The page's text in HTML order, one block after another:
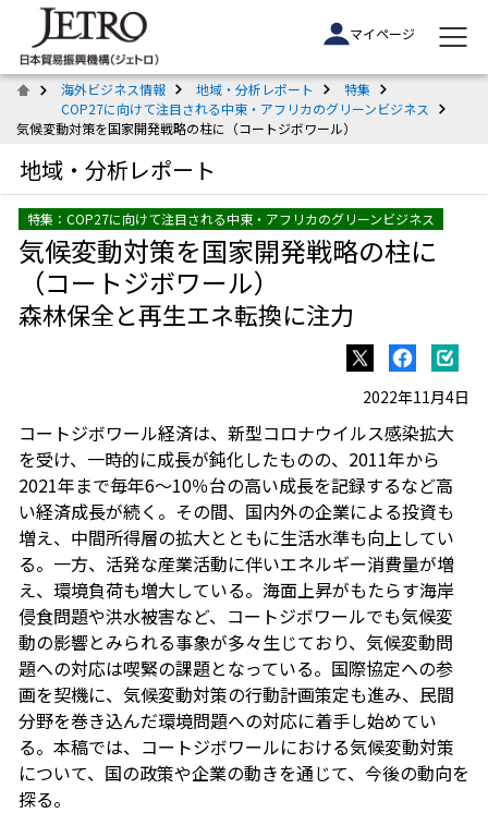
マイページ
海外ビジネス情報 地域・分析レポート
特集
COP27に向けて注目される中東・アフリカのグリーンビジネス
気候変動対策を国家開発戦略の柱に（コートジボワール）
地域・分析レポート
特集：COP27に向けて注目される中東・アフリカのグリーンビジネス
気候変動対策を国家開発戦略の柱に
（コートジボワール）
森林保全と再生エネ転換に注力
2022年11月4日
コートジボワール経済は、新型コロナウイルス感染拡大
を受け、一時的に成長が鈍化したものの、2011年から
2021年まで毎年6～10％台の高い成長を記録するなど高
い経済成長が続く。その間、国内外の企業による投資も
増え、中間所得層の拡大とともに生活水準も向上してい
る。一方、活発な産業活動に伴いエネルギー消費量が増
え、環境負荷も増大している。海面上昇がもたらす海岸
侵食問題や洪水被害など、コートジボワールでも気候変
動の影響とみられる事象が多々生じており、気候変動問
題への対応は喫緊の課題となっている。国際協定への参
画を契機に、気候変動対策の行動計画策定も進み、民間
分野を巻き込んだ環境問題への対応に着手し始めてい
る。本稿では、コートジボワールにおける気候変動対策
について、国の政策や企業の動きを通じて、今後の動向を
探る。